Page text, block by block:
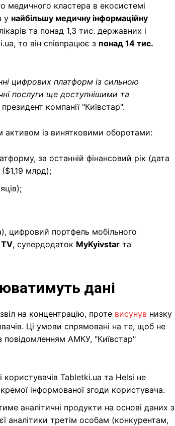
медичного кластера в екосистемі
у найбільшу медичну інформаційну
та понад 1,3 тис. державних і
то він співпрацює з понад 14 тис.
цифрових платформ із сильною
послуги ще доступнішими та
компанії "Київстар".
активом із винятковими оборотами:
за останній фінансовий рік (дата
($1,19 млрд);
цифровий портфель мобільного
, супердодаток MyKyivstar та
дані
на концентрацію, проте висунув низку
Ці умови спрямовані на те, щоб не
повідомленням АМКУ, "Київстар"
користувачів Tabletki.ua та Helsi не
інформованої згоди користувача.
аналітичні продукти на основі даних з
аналітики третім особам (конкурентам,